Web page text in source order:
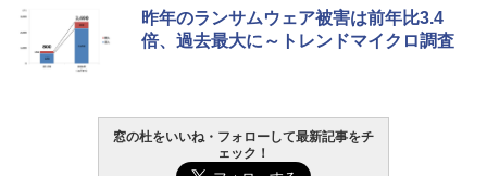
Amazon Kindle - 目に優しい、かさばら
ない、大きな画面で読みやすい、6週間持
続バッテリー、6インチディスプレイ電子
￥16,980
昨年のランサムウェア被害は前年比3.4
倍、過去最大に～トレンドマイクロ調査
窓の杜をいいね・フォローして最新記事をチ
ェック！